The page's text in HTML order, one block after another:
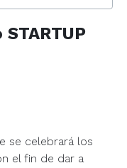
se celebrará los
el fin de dar a